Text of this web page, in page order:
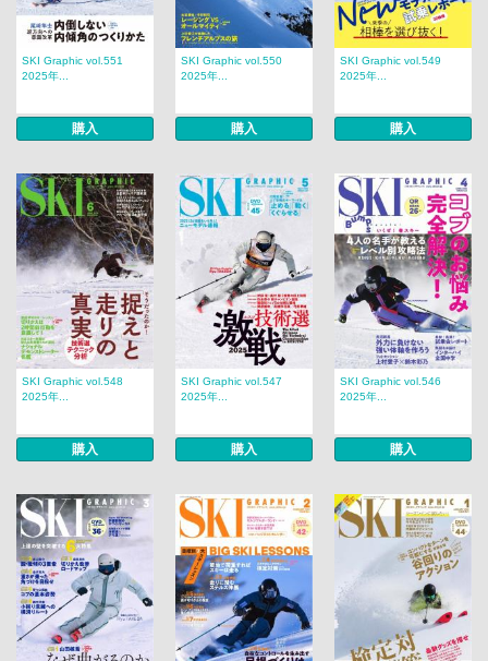
SKI Graphic vol.551
2025年...
購入
SKI Graphic vol.550
2025年...
購入
SKI Graphic vol.549
2025年...
購入
SKI Graphic vol.548
2025年...
購入
SKI Graphic vol.547
2025年...
購入
SKI Graphic vol.546
2025年...
購入